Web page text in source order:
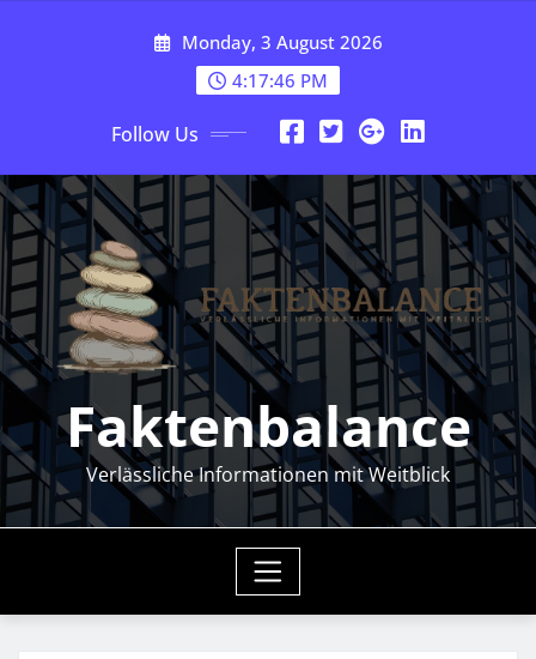
Monday, 3 August 2026
4:17:47 PM
Follow Us
Faktenbalance
Verlässliche Informationen mit Weitblick